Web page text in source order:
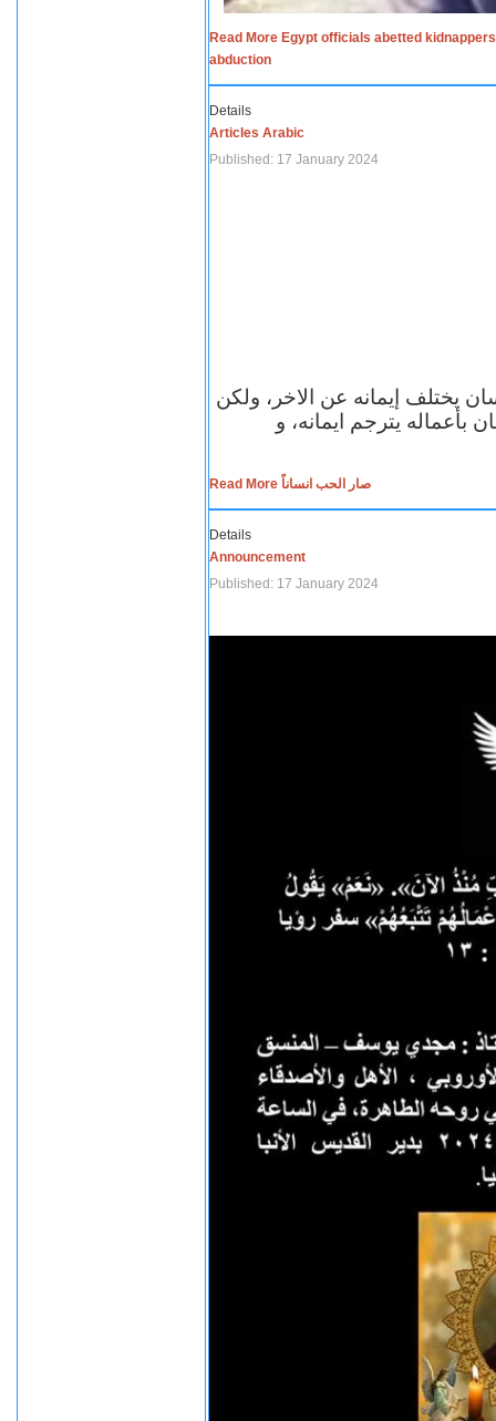
Read More Egypt officials abetted
abduction
Details
Articles Arabic
Published: 17 January 2024
يختلف إيمانه عن الاخر، ولكن
بأعماله يترجم ايمانه، و
Read More صار الحب انساناً
Details
Announcement
Published: 17 January 2024